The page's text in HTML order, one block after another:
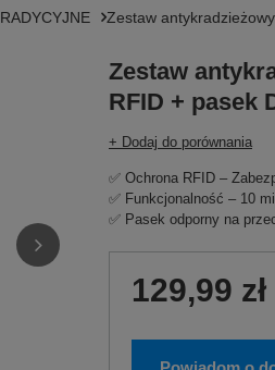
Zestaw
Zestaw
RFID + pasek
+ Dodaj do porównania
✅ Ochrona RFID –
✅ Funkcjonalność – 10
✅ Pasek odporny na
129,99 zł